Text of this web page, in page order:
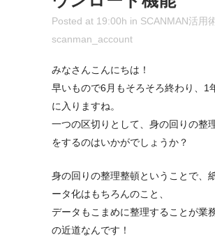
Posted at 19:00h in SCANMAN活用
scanman_account
みなさんこんにちは！
早いもので6月もそろそろ終わり、1
に入りますね。
一つの区切りとして、身の回りの整
をするのはいかがでしょうか？
身の回りの整理整頓ということで、
ータ化はもちろんのこと、
データもこまめに整理することが業
の近道なんです！